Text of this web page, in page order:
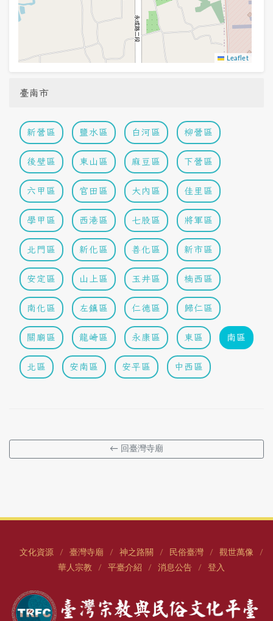
Leaflet
臺南市
新營區 鹽水區 白河區 柳營區
後壁區 東山區 麻豆區 下營區
六甲區 官田區 大內區 佳里區
學甲區 西港區 七股區 將軍區
北門區 新化區 善化區 新市區
安定區 山上區 玉井區 楠西區
南化區 左鎮區 仁德區 歸仁區
關廟區 龍崎區 永康區 東區 南區
北區 安南區 安平區 中西區
← 回臺灣寺廟
文化資源 / 臺灣寺廟 / 神之路關 / 民俗臺灣 / 觀世萬像 /
華人宗教 / 平臺介紹 / 消息公告 / 登入